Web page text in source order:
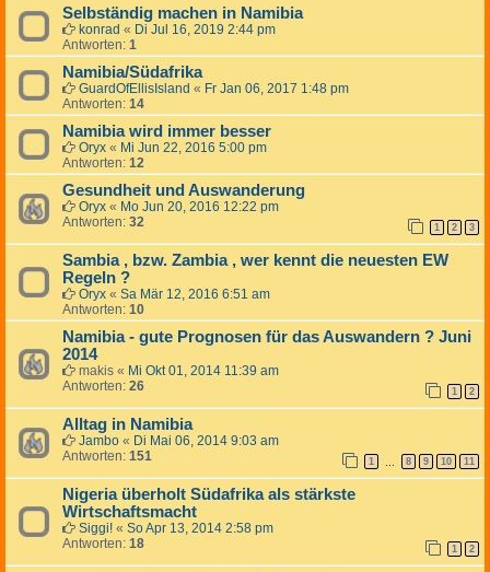
Selbständig machen in Namibia
konrad « Di Jul 16, 2019 2:44 pm
Antworten: 1
Namibia/Südafrika
GuardOfEllisIsland « Fr Jan 06, 2017 1:48 pm
Antworten: 14
Namibia wird immer besser
Oryx « Mi Jun 22, 2016 5:00 pm
Antworten: 12
Gesundheit und Auswanderung
Oryx « Mo Jun 20, 2016 12:22 pm
Antworten: 32 1 2 3
Sambia , bzw. Zambia , wer kennt die neuesten EW
Regeln ?
Oryx « Sa Mär 12, 2016 6:51 am
Antworten: 10
Namibia - gute Prognosen für das Auswandern ? Juni
2014
makis « Mi Okt 01, 2014 11:39 am
Antworten: 26 1 2
Alltag in Namibia
Jambo « Di Mai 06, 2014 9:03 am
Antworten: 151 1 … 8 9 10 11
Nigeria überholt Südafrika als stärkste
Wirtschaftsmacht
Siggi! « So Apr 13, 2014 2:58 pm
Antworten: 18 1 2